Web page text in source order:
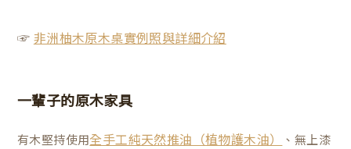
☞ 非洲柚木原木桌實例照與詳細介紹
一輩子的原木家具
有木堅持使用全手工純天然推油（植物護木油）
、無上漆